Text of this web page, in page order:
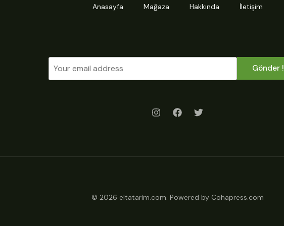
Anasayfa Mağaza Hakkında İletişim
Gönder !
© 2026 eltatarim.com. Powered by Cohapress.com